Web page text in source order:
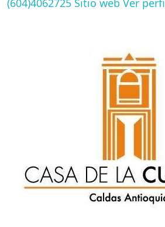
(604)4062725 Sitio web Ver perfil